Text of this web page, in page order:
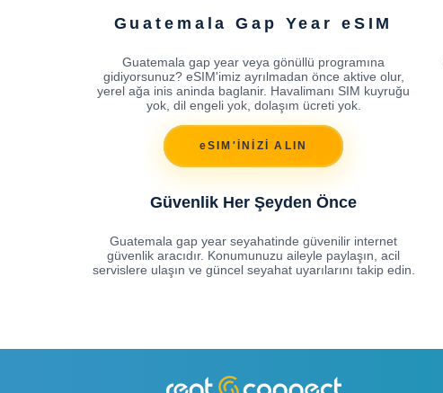
Guatemala Gap Year eSIM
Guatemala gap year veya gönüllü programına
gidiyorsunuz? eSIM'imiz ayrılmadan önce aktive olur,
yerel ağa inis aninda baglanir. Havalimanı SIM kuyruğu
yok, dil engeli yok, dolaşım ücreti yok.
eSIM'İNİZİ ALIN
Güvenlik Her Şeyden Önce
Guatemala gap year seyahatinde güvenilir internet
güvenlik aracıdır. Konumunuzu aileyle paylaşın, acil
servislere ulaşın ve güncel seyahat uyarılarını takip edin.